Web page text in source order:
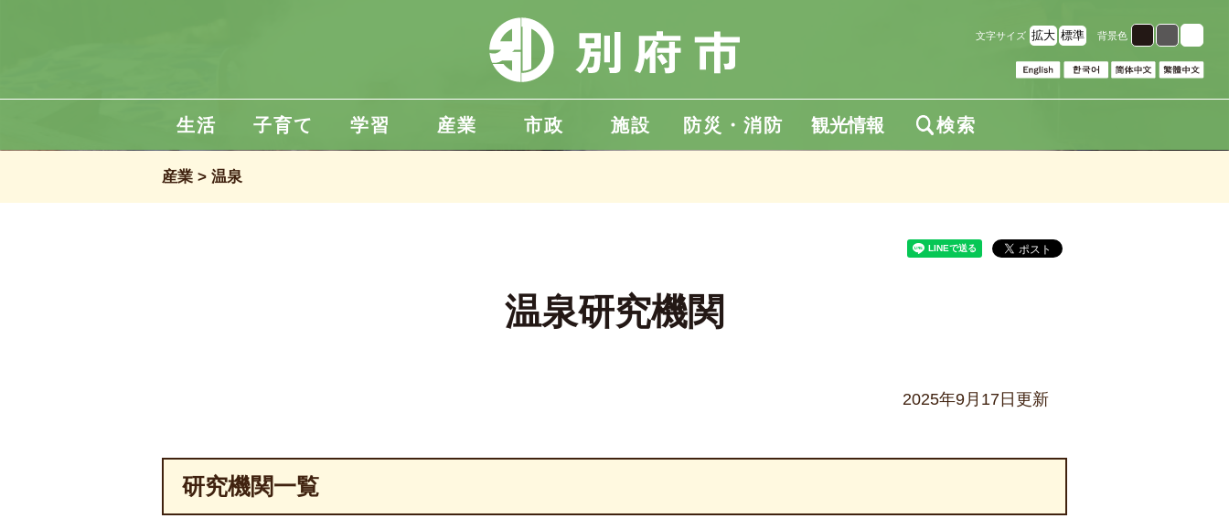
文字サイズ 拡大 標準 背景色
生活 子育て 学習 産業 市政 施設 防災・消防 観光情報 検索
産業 温泉
温泉研究機関
2025年9月17日更新
研究機関一覧